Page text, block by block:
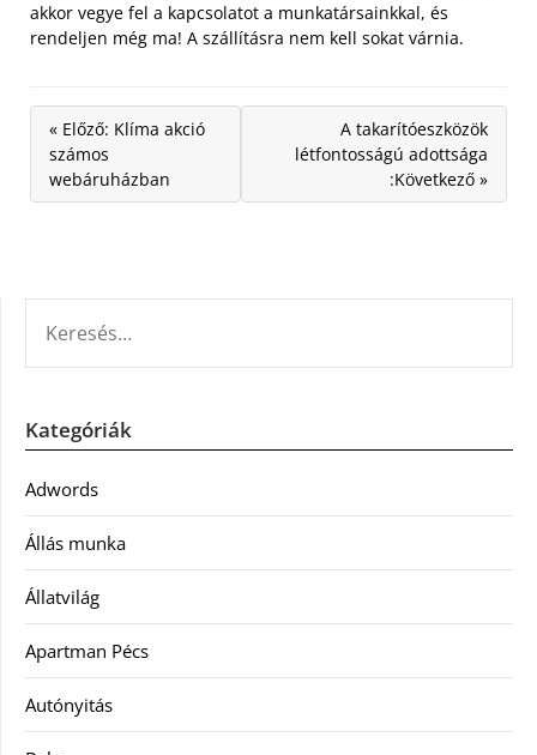
akkor vegye fel a kapcsolatot a munkatársainkkal, és
rendeljen még ma! A szállításra nem kell sokat várnia.
« Előző: Klíma akció
számos
webáruházban
A takarítóeszközök
létfontosságú adottsága
:Következő »
Kategóriák
Adwords
Állás munka
Állatvilág
Apartman Pécs
Autónyitás